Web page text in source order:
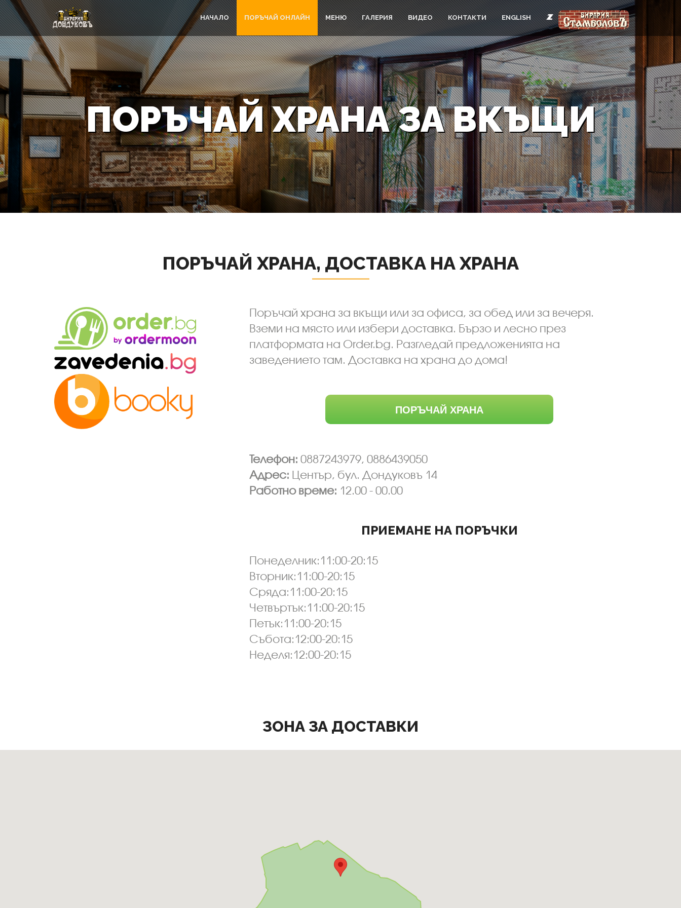
НАЧАЛО ПОРЪЧАЙ ОНЛАЙН МЕНЮ ГАЛЕРИЯ ВИДЕО КОНТАКТИ ENGLISH
ПОРЪЧАЙ ХРАНА ЗА ВКЪЩИ
ПОРЪЧАЙ ХРАНА, ДОСТАВКА НА ХРАНА
Поръчай храна за вкъщи или за офиса, за обед или за вечеря.
Вземи на място или избери доставка. Бързо и лесно през
платформата на Order.bg. Разгледай предложенията на
заведението там. Доставка на храна до дома!
ПОРЪЧАЙ ХРАНА
Телефон: 0887243979, 0886439050
Адрес: Център, бул. Дондуковъ 14
Работно време: 12.00 - 00.00
ПРИЕМАНЕ НА ПОРЪЧКИ
Понеделник:11:00-20:15
Вторник:11:00-20:15
Сряда:11:00-20:15
Четвъртък:11:00-20:15
Петък:11:00-20:15
Събота:12:00-20:15
Неделя:12:00-20:15
ЗОНА ЗА ДОСТАВКИ